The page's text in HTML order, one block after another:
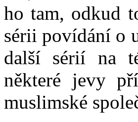
ho tam, odkud
sérii povídání o
další sérií na
některé jevy
muslimské